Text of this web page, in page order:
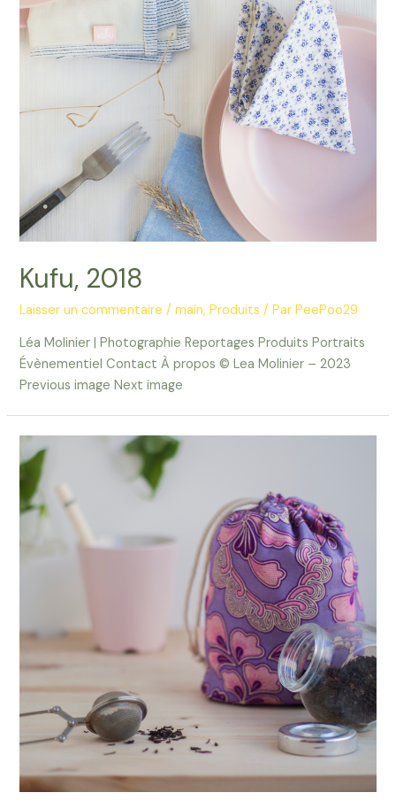
Kufu, 2018
Laisser un commentaire /main,Produits / ParPeePoo29
Léa Molinier | Photographie Reportages Produits Portraits
Évènementiel Contact À propos © Lea Molinier – 2023
Previous image Next image